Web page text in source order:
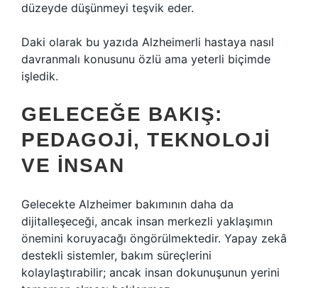
düzeyde düşünmeyi teşvik eder.
Daki olarak bu yazıda Alzheimerli hastaya nasıl
davranmalı konusunu özlü ama yeterli biçimde
işledik.
GELECEĞE BAKIŞ:
PEDAGOJI, TEKNOLOJI
VE İNSAN
Gelecekte Alzheimer bakımının daha da
dijitalleşeceği, ancak insan merkezli yaklaşımın
önemini koruyacağı öngörülmektedir. Yapay zekâ
destekli sistemler, bakım süreçlerini
kolaylaştırabilir; ancak insan dokunuşunun yerini